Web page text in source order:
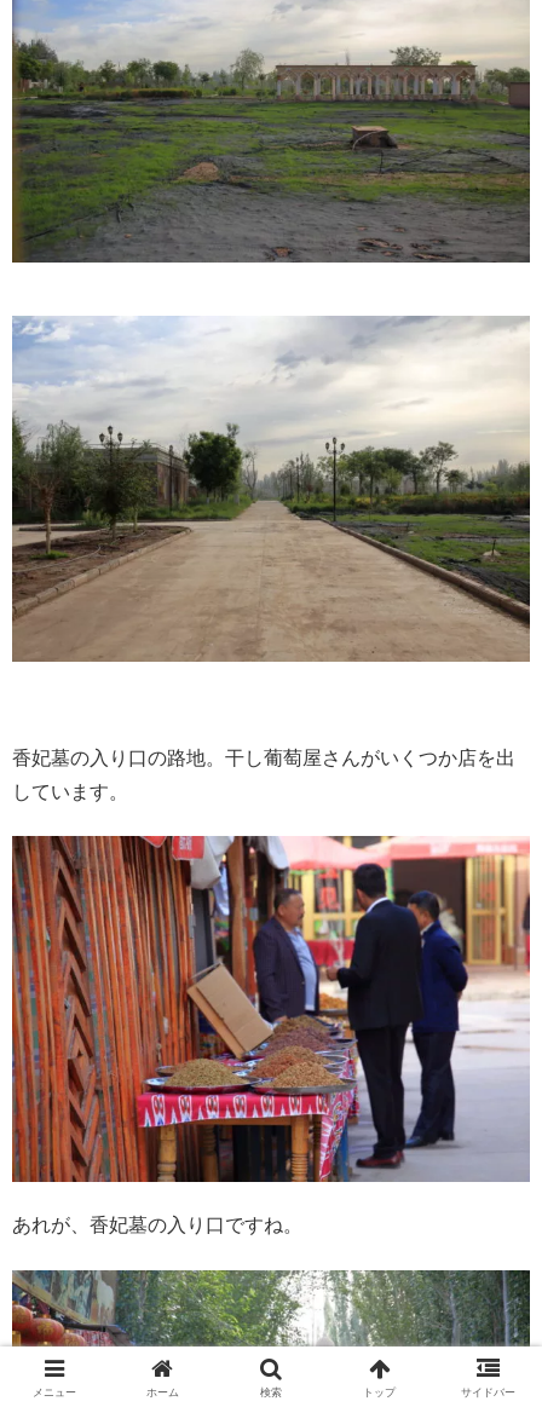
香妃墓の入り口の路地。干し葡萄屋さんがいくつか店を出
しています。
あれが、香妃墓の入り口ですね。
メニュー ホーム 検索 トップ サイドバー